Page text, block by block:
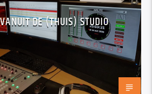
DE (THUIS) STUDIO